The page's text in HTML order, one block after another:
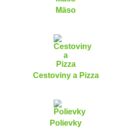
Mäso
Cestoviny a Pizza
Polievky